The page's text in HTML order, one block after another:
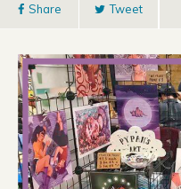
Share Tweet